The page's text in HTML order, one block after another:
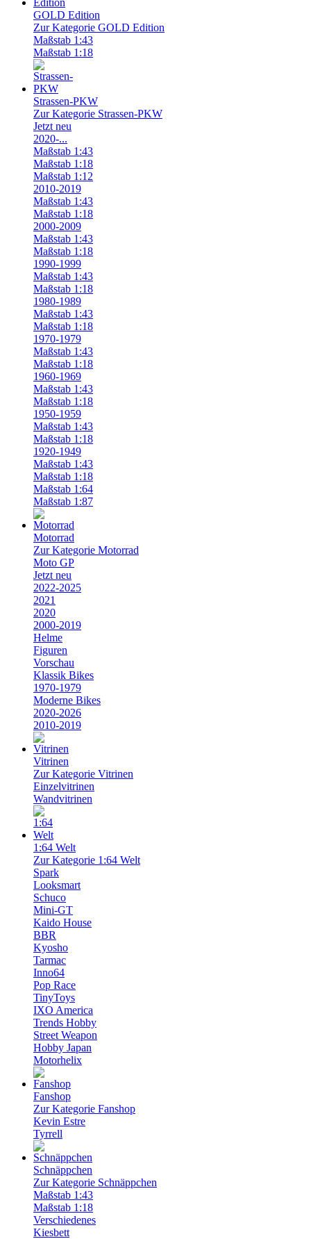
GOLD Edition
Zur Kategorie GOLD Edition
Maßstab 1:43
Maßstab 1:18
Strassen-PKW
Zur Kategorie Strassen-PKW
Jetzt neu
2020-...
Maßstab 1:43
Maßstab 1:18
Maßstab 1:12
2010-2019
Maßstab 1:43
Maßstab 1:18
2000-2009
Maßstab 1:43
Maßstab 1:18
1990-1999
Maßstab 1:43
Maßstab 1:18
1980-1989
Maßstab 1:43
Maßstab 1:18
1970-1979
Maßstab 1:43
Maßstab 1:18
1960-1969
Maßstab 1:43
Maßstab 1:18
1950-1959
Maßstab 1:43
Maßstab 1:18
1920-1949
Maßstab 1:43
Maßstab 1:18
Maßstab 1:64
Maßstab 1:87
Motorrad
Zur Kategorie Motorrad
Moto GP
Jetzt neu
2022-2025
2021
2020
2000-2019
Helme
Figuren
Vorschau
Klassik Bikes
1970-1979
Moderne Bikes
2020-2026
2010-2019
Vitrinen
Zur Kategorie Vitrinen
Einzelvitrinen
Wandvitrinen
1:64 Welt
Zur Kategorie 1:64 Welt
Spark
Looksmart
Schuco
Mini-GT
Kaido House
BBR
Kyosho
Tarmac
Inno64
Pop Race
TinyToys
IXO America
Trends Hobby
Street Weapon
Hobby Japan
Motorhelix
Fanshop
Zur Kategorie Fanshop
Kevin Estre
Tyrrell
Schnäppchen
Zur Kategorie Schnäppchen
Maßstab 1:43
Maßstab 1:18
Verschiedenes
Kiesbett